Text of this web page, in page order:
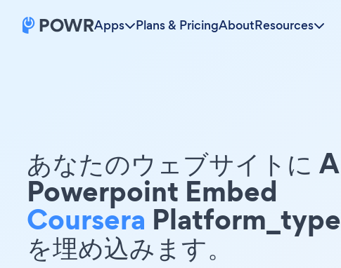
Apps Plans & PricingAboutResources
あなたのウェブサイトに A
Powerpoint Embed
Coursera Platform_type
を埋め込みます。